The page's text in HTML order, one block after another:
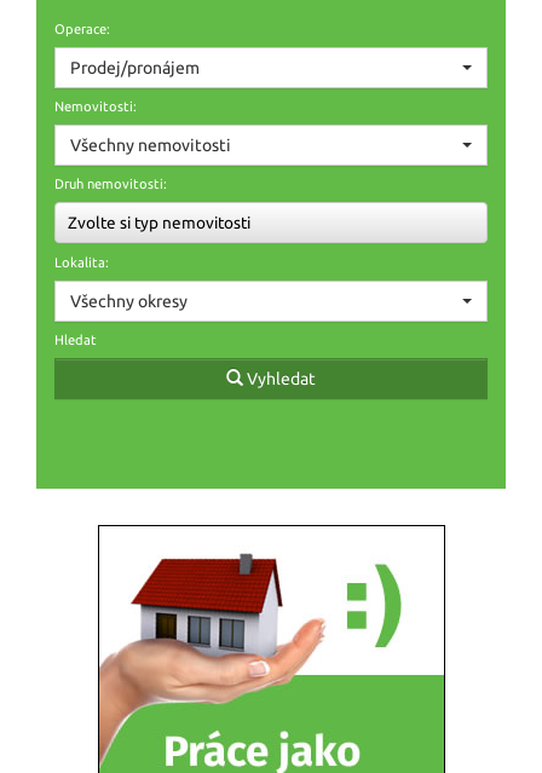
Operace:
Prodej/pronájem
Nemovitosti:
Všechny nemovitosti
Druh nemovitosti:
Zvolte si typ nemovitosti
Lokalita:
Všechny okresy
Hledat
Vyhledat